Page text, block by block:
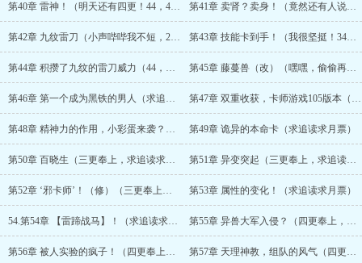
第40章 雷神！（明天还有四更！44，4更求追读！求月票！） 第41章 卖肾？卖身！（竟然还有人说我短14，四更奉上，求追读噢）
第42章 九纹雷刀（小声哔哔我不短，24，四更依旧奉上，求追读噢） 第43章 技能卡到手！（我很坚挺！34，今天四更依旧奉上，求追读噢
第44章 积攒了九纹的雷刀威力（44，今天四更依旧奉上，求追读噢） 第45章 藤蔓兽（改）（嘿嘿，偷偷再更一章，偷偷滴求个月票，追读）
第46章 第一个成为黑铁的男人（求追读，求月票） 第47章 双重收获，卡师游戏105版本（求追读，求月票）
第48章 精神力的作用，小彩蛋来袭？（求追读求月票） 第49章 诡异的本命卡（求追读求月票）
第50章 百晓生（三更奉上，求追读求月票！） 第51章 异变突起（三更奉上，求追读求月票！）
第52章 ‘邪卡师’！（修）（三更奉上，求追读求月票！） 第53章 属性的变化！（求追读求月票）
54.第54章 【雷蹄战马】！（求追读求月票） 第55章 异兽大军入侵？（四更奉上，求追读求月票）
第56章 被人实验的疯子！（四更奉上，求追读求月票） 第57章 天理神教，组队的风气（四更奉上，求追读求月票）